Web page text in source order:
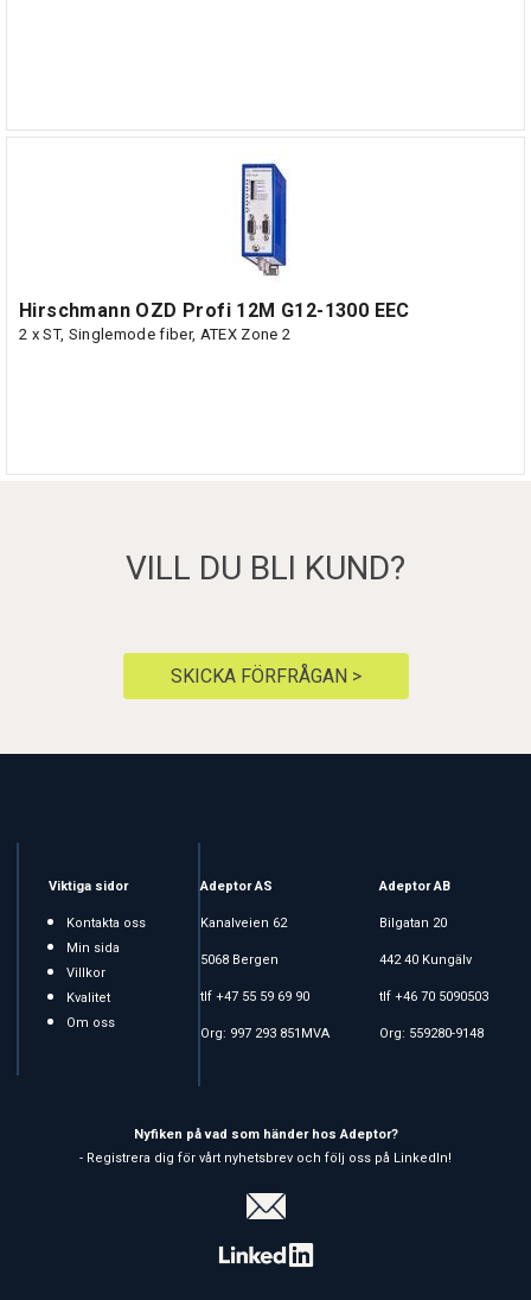
Hirschmann OZD Profi 12M G12-1300 EEC
2 x ST, Singlemode fiber, ATEX Zone 2
VILL DU BLI KUND?
SKICKA FÖRFRÅGAN >
Viktiga sidor
Kontakta oss
Min sida
Villkor
Kvalitet
Om oss
Adeptor AS
Kanalveien 62
5068 Bergen
tlf +47 55 59 69 90
Org: 997 293 851MVA
Adeptor AB
Bilgatan 20
442 40 Kungälv
tlf +46 70 5090503
Org: 559280-9148
Nyfiken på vad som händer hos Adeptor?
- Registrera dig för vårt nyhetsbrev och följ oss på LinkedIn!